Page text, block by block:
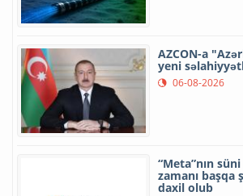
AZCON-a
yeni
06-08-2026
“Meta”nın
zamanı
daxil olub